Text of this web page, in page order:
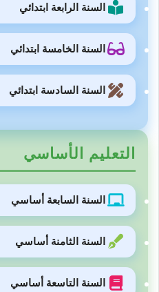
السنة الرابعة ابتدائي
السنة الخامسة ابتدائي
السنة السادسة ابتدائي
التعليم الأساسي
السنة السابعة أساسي
السنة الثامنة أساسي
السنة التاسعة أساسي